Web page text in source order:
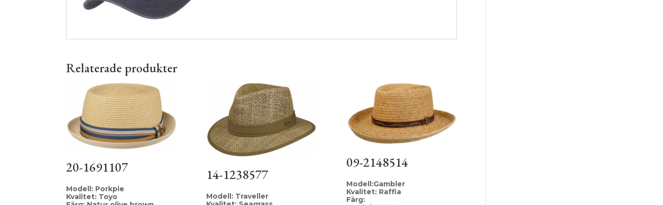
Relaterade produkter
20-1691107
Modell: Porkpie
Kvalitet: Toyo
14-1238577
Modell: Traveller
09-2148514
Modell:Gambler
Kvalitet: Raffia
Färg: